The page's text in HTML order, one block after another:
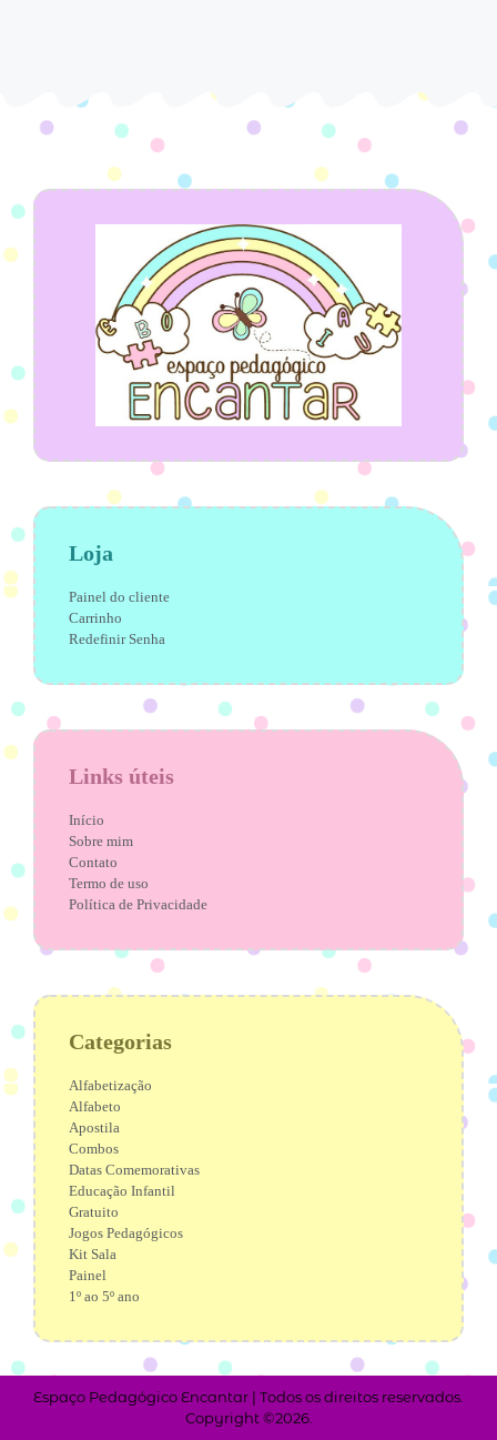
Loja
Painel do cliente
Carrinho
Redefinir Senha
Links úteis
Início
Sobre mim
Contato
Termo de uso
Política de Privacidade
Categorias
Alfabetização
Alfabeto
Apostila
Combos
Datas Comemorativas
Educação Infantil
Gratuito
Jogos Pedagógicos
Kit Sala
Painel
1º ao 5º ano
Espaço Pedagógico Encantar | Todos os direitos reservados.
Copyright ©2026.